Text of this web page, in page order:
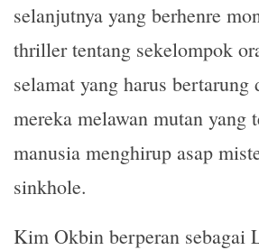
selanjutnya yang berhenre
thriller tentang sekelompok
selamat yang harus bertarung
mereka melawan mutan yang
manusia menghirup asap
sinkhole.
Kim Okbin berperan sebagai